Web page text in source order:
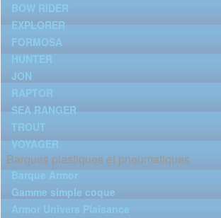
BOW RIDER
EXPLORER
FORMOSA
HUNTER
JON
RAPTOR
SEA RANGER
TROUT
VOYAGER
Barques plastiques et pneumatiques
Barque Armor
Gamme simple coque
Armor Univers Plaisance